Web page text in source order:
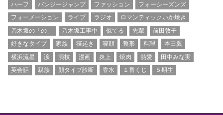
ハーフ
バンジージャンプ ファッション
フォーシーズンズ
フォーメーション
ライブ ラジオ
ロマンティックいか焼き
乃木坂の「の」
乃木坂工事中 似てる 先輩
前田敦子
好きなタイプ
家族 寝起き 寝顔 整形 料理
本田翼
横浜流星
涙 演技 漫画 炎上 焼肉 熱愛
田中みな実
英会話
親族 顔タイプ診断 香水 １番くじ ５期生